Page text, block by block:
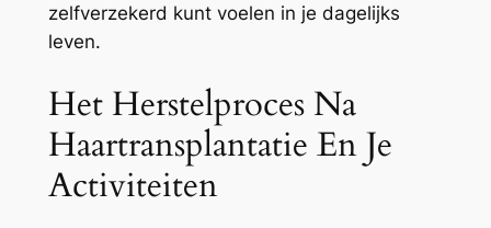
zelfverzekerd kunt voelen in je dagelijks
leven.
Het Herstelproces Na
Haartransplantatie En Je
Activiteiten